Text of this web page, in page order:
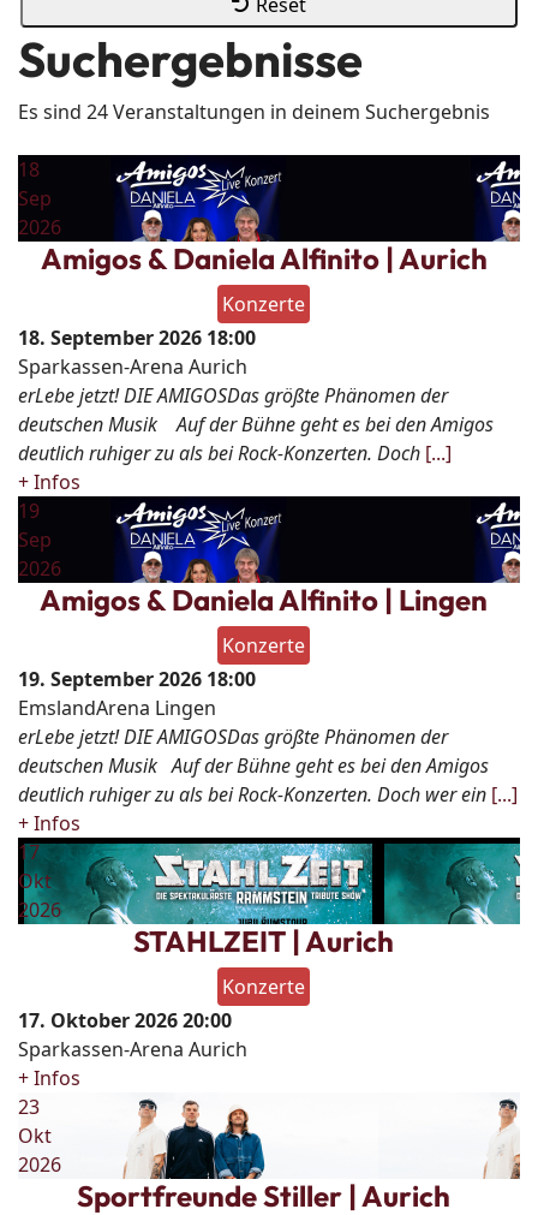
Suchergebnisse
Es sind 24 Veranstaltungen in deinem Suchergebnis
18
Sep
2026
Amigos & Daniela Alfinito | Aurich
Konzerte
18. September 2026 18:00
Sparkassen-Arena Aurich
erLebe jetzt! DIE AMIGOSDas größte Phänomen der
deutschen Musik Auf der Bühne geht es bei den Amigos
deutlich ruhiger zu als bei Rock-Konzerten. Doch [...]
+ Infos
19
Sep
2026
Amigos & Daniela Alfinito | Lingen
Konzerte
19. September 2026 18:00
EmslandArena Lingen
erLebe jetzt! DIE AMIGOSDas größte Phänomen der
deutschen Musik Auf der Bühne geht es bei den Amigos
deutlich ruhiger zu als bei Rock-Konzerten. Doch wer ein [...]
+ Infos
17
Okt
2026
STAHLZEIT | Aurich
Konzerte
17. Oktober 202620:00
Sparkassen-Arena Aurich
+ Infos
23
Okt
2026
Sportfreunde Stiller | Aurich